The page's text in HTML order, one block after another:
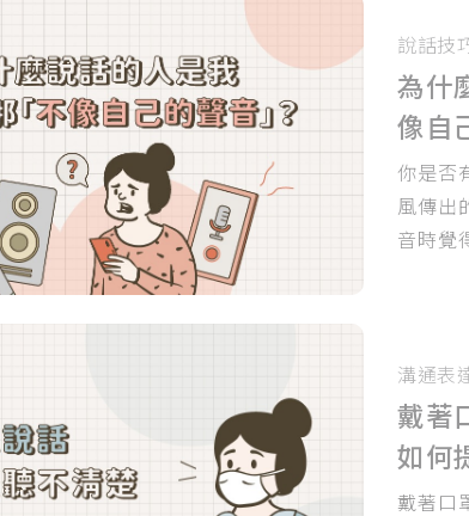
說話技
為什
像自
你是否
風傳出
音時覺
溝通表
戴著
如何
戴著口